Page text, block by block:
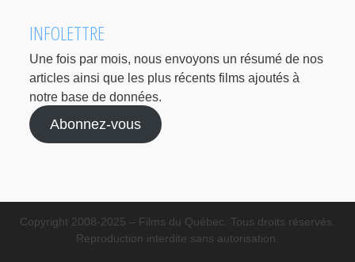
INFOLETTRE
Une fois par mois, nous envoyons un résumé de nos
articles ainsi que les plus récents films ajoutés à
notre base de données.
Abonnez-vous
Copyright 2008-2025 – Films du Québec. Tous droits réservés.
Reproduction interdite sans autorisation.